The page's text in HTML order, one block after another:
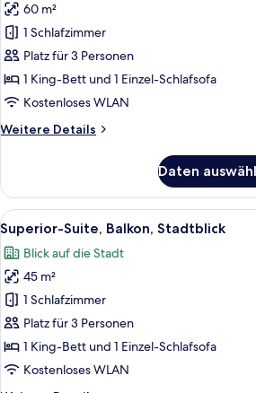
Junior-
Suite,
Balkon,
Stadtblick
anzeigen
60 m²
1 Schlafzimmer
Platz für 3 Personen
1 King-Bett und 1 Einzel-Schlafsofa
Kostenloses WLAN
Weitere Details
Weitere
Suite,
Balkon,
Stadtblick
Daten
Alle
Fotos
für
Superior-
Suite,
Balkon,
Stadtblick
anzeigen
Ein
10
Superior-Suite, Balkon, Stadtblick
Blick auf die Stadt
45 m²
1 Schlafzimmer
Platz für 3 Personen
1 King-Bett und 1 Einzel-Schlafsofa
Kostenloses WLAN